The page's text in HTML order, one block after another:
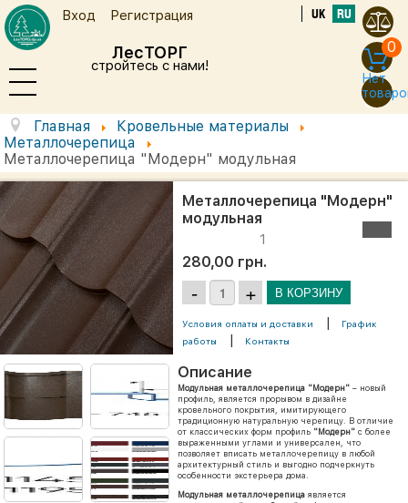
ЛесТОРГ
стройтесь с нами!
Вход Регистрация UK RU
0
Нет
Главная
Кровельные материалы
Металлочерепица
Металлочерепица "Модерн" модульная
Металлочерепица "Модерн"
модульная
1
280,00 грн.
Условия оплаты и доставки |
График
работы
| Контакты
Описание
Модульная металлочерепица "Модерн" – новый
профиль, является прорывом в дизайне
кровельного покрытия, имитирующего
традиционную натуральную черепицу. В отличие
от классических форм профиль "Модерн" с более
выраженными углами и универсален, что
позволяет вписать металлочерепицу в любой
архитектурный стиль и выгодно подчеркнуть
особенности экстерьера дома.
Модульная металлочерепица является